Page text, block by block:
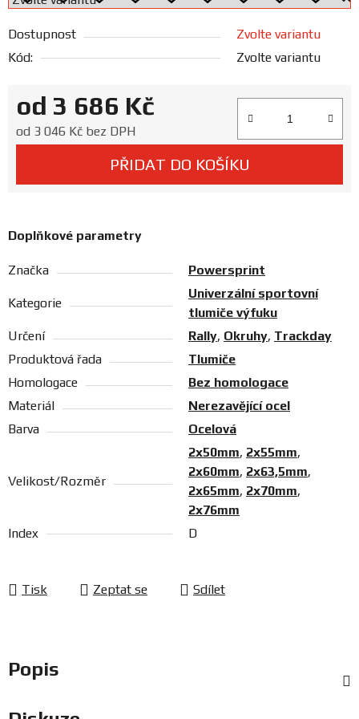
Prodejny
Dostupnost
Zvolte variantu
Kód:
Zvolte variantu
od 3 686 Kč
od 3 046 Kč bez DPH
PŘIDAT DO KOŠÍKU
Doplňkové parametry
Značka Powersprint
Kategorie
Univerzální sportovní
tlumiče výfuku
Určení
Rally, Okruhy, Trackday
Produktová řada
Tlumiče
Homologace
Bez homologace
Materiál
Nerezavějící ocel
Barva
Ocelová
Velikost/Rozměr
2x50mm, 2x55mm,
2x60mm, 2x63,5mm,
2x65mm, 2x70mm,
2x76mm
Index
D
Tisk Zeptat se Sdílet
Popis